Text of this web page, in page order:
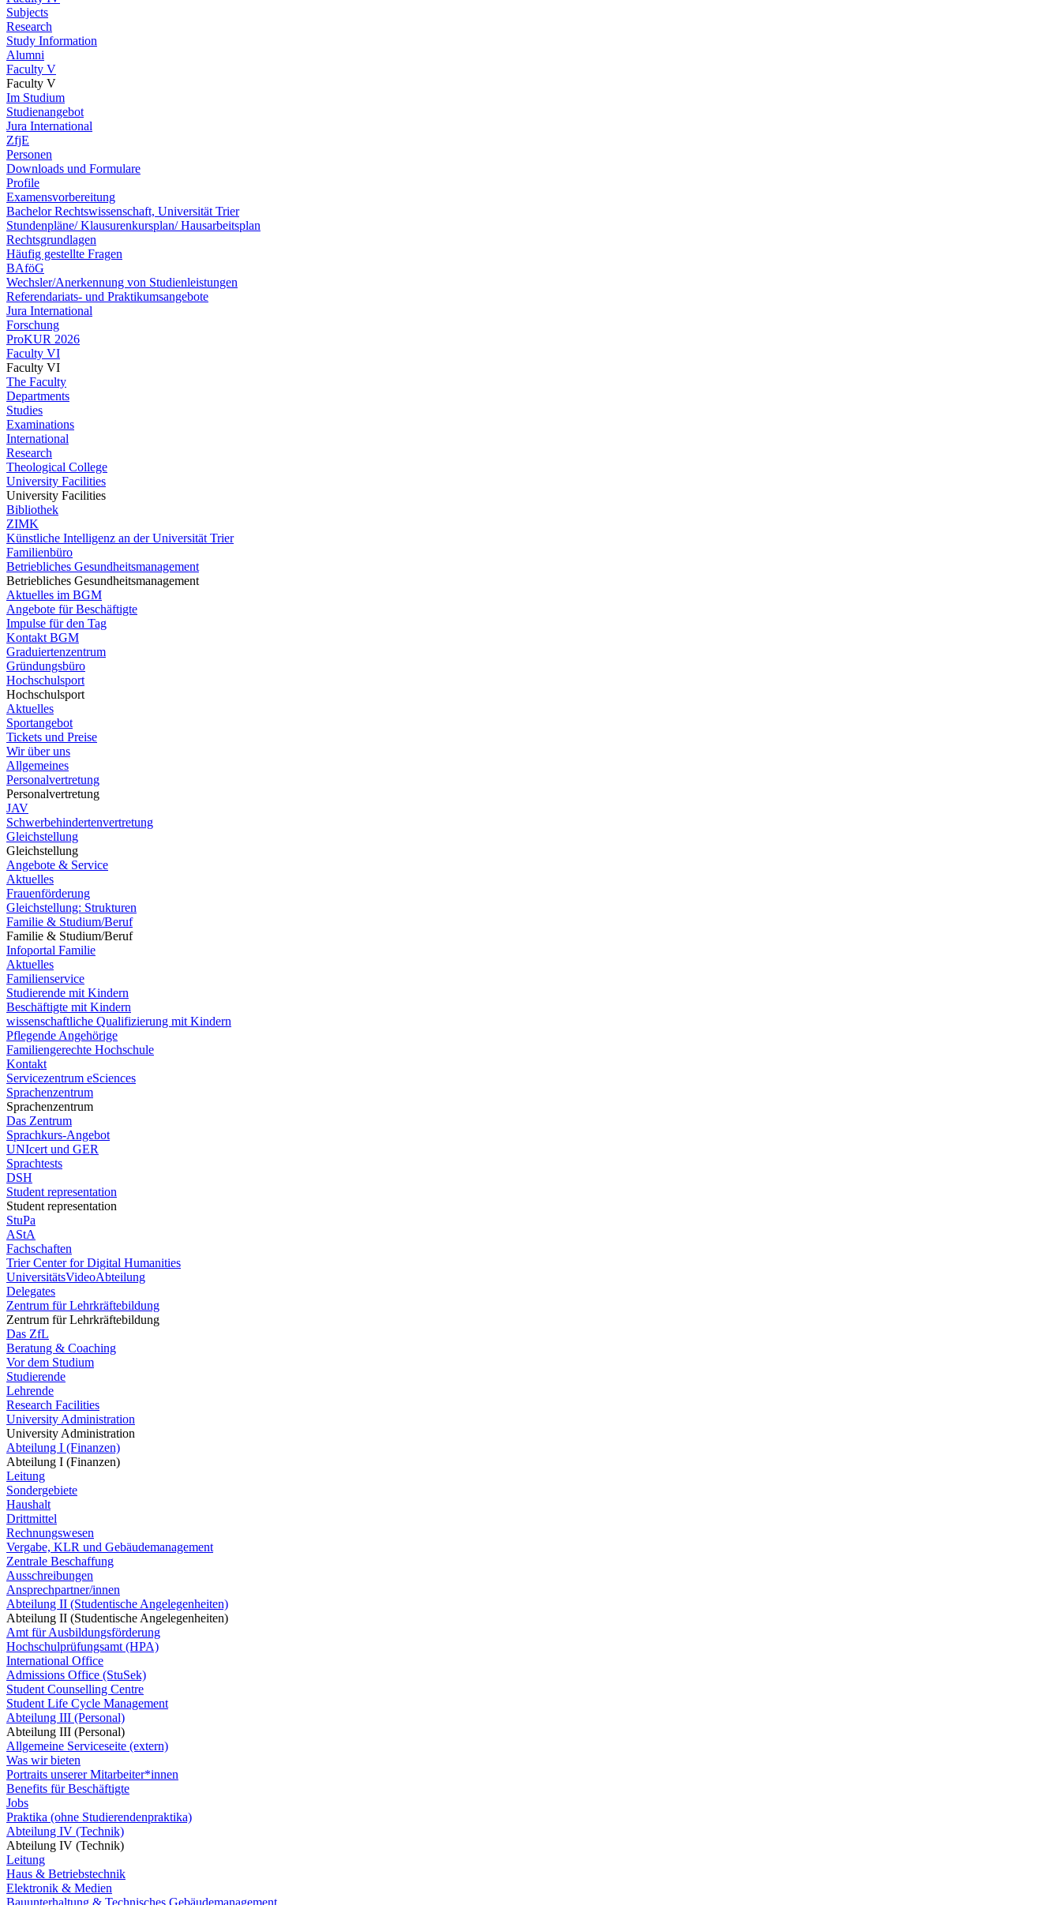
Subjects
Research
Study Information
Alumni
Faculty V
Faculty V
Im Studium
Studienangebot
Jura International
ZfjE
Personen
Downloads und Formulare
Profile
Examensvorbereitung
Bachelor Rechtswissenschaft, Universität Trier
Stundenpläne/ Klausurenkursplan/ Hausarbeitsplan
Rechtsgrundlagen
Häufig gestellte Fragen
BAföG
Wechsler/Anerkennung von Studienleistungen
Referendariats- und Praktikumsangebote
Jura International
Forschung
ProKUR 2026
Faculty VI
Faculty VI
The Faculty
Departments
Studies
Examinations
International
Research
Theological College
University Facilities
University Facilities
Bibliothek
ZIMK
Künstliche Intelligenz an der Universität Trier
Familienbüro
Betriebliches Gesundheitsmanagement
Betriebliches Gesundheitsmanagement
Aktuelles im BGM
Angebote für Beschäftigte
Impulse für den Tag
Kontakt BGM
Graduiertenzentrum
Gründungsbüro
Hochschulsport
Hochschulsport
Aktuelles
Sportangebot
Tickets und Preise
Wir über uns
Allgemeines
Personalvertretung
Personalvertretung
JAV
Schwerbehindertenvertretung
Gleichstellung
Gleichstellung
Angebote & Service
Aktuelles
Frauenförderung
Gleichstellung: Strukturen
Familie & Studium/Beruf
Familie & Studium/Beruf
Infoportal Familie
Aktuelles
Familienservice
Studierende mit Kindern
Beschäftigte mit Kindern
wissenschaftliche Qualifizierung mit Kindern
Pflegende Angehörige
Familiengerechte Hochschule
Kontakt
Servicezentrum eSciences
Sprachenzentrum
Sprachenzentrum
Das Zentrum
Sprachkurs-Angebot
UNIcert und GER
Sprachtests
DSH
Student representation
Student representation
StuPa
AStA
Fachschaften
Trier Center for Digital Humanities
UniversitätsVideoAbteilung
Delegates
Zentrum für Lehrkräftebildung
Zentrum für Lehrkräftebildung
Das ZfL
Beratung & Coaching
Vor dem Studium
Studierende
Lehrende
Research Facilities
University Administration
University Administration
Abteilung I (Finanzen)
Abteilung I (Finanzen)
Leitung
Sondergebiete
Haushalt
Drittmittel
Rechnungswesen
Vergabe, KLR und Gebäudemanagement
Zentrale Beschaffung
Ausschreibungen
Ansprechpartner/innen
Abteilung II (Studentische Angelegenheiten)
Abteilung II (Studentische Angelegenheiten)
Amt für Ausbildungsförderung
Hochschulprüfungsamt (HPA)
International Office
Admissions Office (StuSek)
Student Counselling Centre
Student Life Cycle Management
Abteilung III (Personal)
Abteilung III (Personal)
Allgemeine Serviceseite (extern)
Was wir bieten
Portraits unserer Mitarbeiter*innen
Benefits für Beschäftigte
Jobs
Praktika (ohne Studierendenpraktika)
Abteilung IV (Technik)
Abteilung IV (Technik)
Leitung
Haus & Betriebstechnik
Elektronik & Medien
Bauunterhaltung & Technisches Gebäudemanagement